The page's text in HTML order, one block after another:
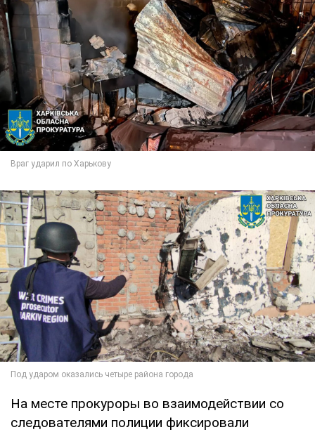
На месте прокуроры во взаимодействии со
следователями полиции фиксировали